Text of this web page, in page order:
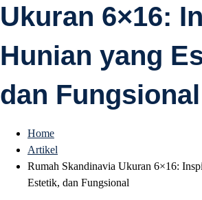
Arsitek
Bersertifikasi
Ukuran 6×16:
Hunian yang
dan Fungsional
Home
Artikel
Rumah Skandinavia Ukuran 6×16:
Estetik, dan Fungsional